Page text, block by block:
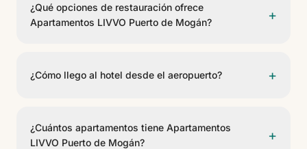
Se incluyen tumbonas.
¿Qué opciones de restauración ofrece
Apartamentos LIVVO Puerto de Mogán?
+
Bar Hotel Puerto de Mogán. Ofrecen servicio de
¿Cómo llego al hotel desde el aeropuerto? +
llegar en taxi, transfer privado o coche de alquiler.
¿Cuántos apartamentos tiene Apartamentos
LIVVO Puerto de Mogán?
+